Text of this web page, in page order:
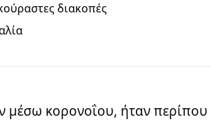
διακοπές
μέσω κορονοΐου, ήταν